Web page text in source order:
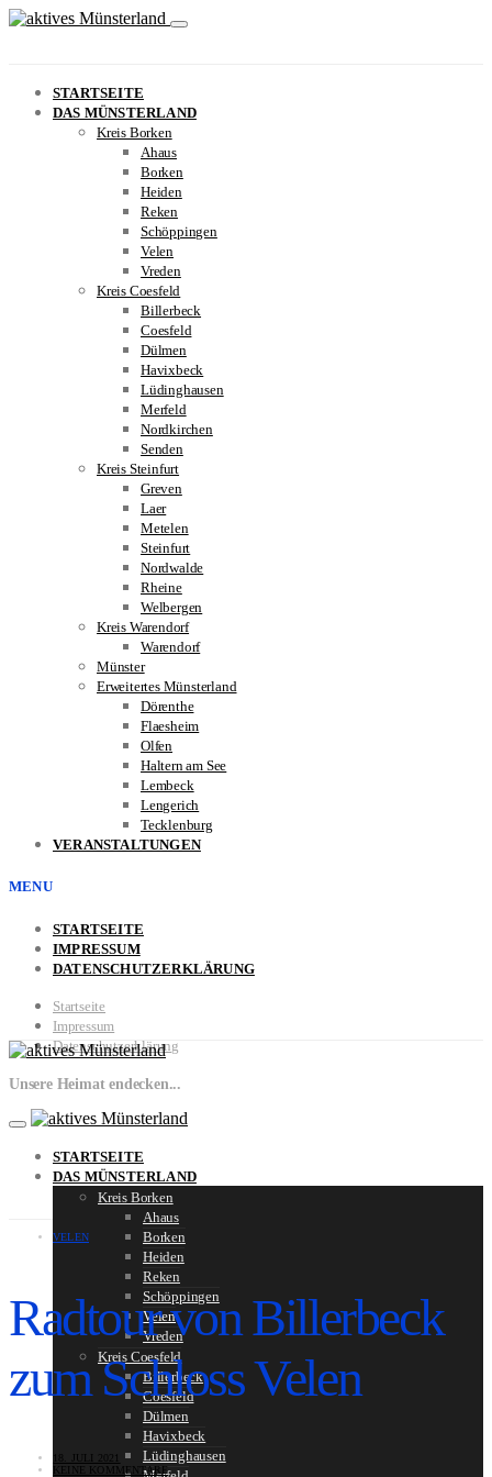
STARTSEITE
DAS MÜNSTERLAND
Kreis Borken
Ahaus
Borken
Heiden
Reken
Schöppingen
Velen
Vreden
Kreis Coesfeld
Billerbeck
Coesfeld
Dülmen
Havixbeck
Lüdinghausen
Merfeld
Nordkirchen
Senden
Kreis Steinfurt
Greven
Laer
Metelen
Steinfurt
Nordwalde
Rheine
Welbergen
Kreis Warendorf
Warendorf
Münster
Erweitertes Münsterland
Dörenthe
Flaesheim
Olfen
Haltern am See
Lembeck
Lengerich
Tecklenburg
VERANSTALTUNGEN
MENU
STARTSEITE
IMPRESSUM
DATENSCHUTZERKLÄRUNG
Startseite
Impressum
Datenschutzerklärung
Unsere Heimat endecken...
STARTSEITE
DAS MÜNSTERLAND
Kreis Borken
Ahaus
Borken
Heiden
Reken
Schöppingen
Velen
Vreden
Kreis Coesfeld
Billerbeck
Coesfeld
Dülmen
Havixbeck
Lüdinghausen
VELEN
Radtour von Billerbeck
zum Schloss Velen
18. JULI 2021
KEINE KOMMENTARE